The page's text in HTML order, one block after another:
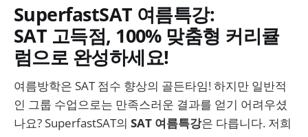
SuperfastSAT 여름특강:
SAT 고득점, 100% 맞춤형 커리큘
럼으로 완성하세요!
여름방학은 SAT 점수 향상의 골든타임! 하지만 일반적
인 그룹 수업으로는 만족스러운 결과를 얻기 어려우셨
나요? SuperfastSAT의 SAT 여름특강은 다릅니다. 저희